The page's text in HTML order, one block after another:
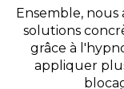
Ensemble,
solutions
grâce à
appliquer